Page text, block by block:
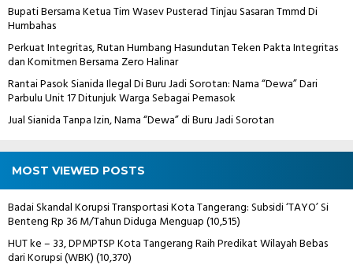
Bupati Bersama Ketua Tim Wasev Pusterad Tinjau Sasaran Tmmd Di
Humbahas
Perkuat Integritas, Rutan Humbang Hasundutan Teken Pakta Integritas
dan Komitmen Bersama Zero Halinar
Rantai Pasok Sianida Ilegal Di Buru Jadi Sorotan: Nama “Dewa” Dari
Parbulu Unit 17 Ditunjuk Warga Sebagai Pemasok
Jual Sianida Tanpa Izin, Nama “Dewa” di Buru Jadi Sorotan
MOST VIEWED POSTS
Badai Skandal Korupsi Transportasi Kota Tangerang: Subsidi ‘TAYO’ Si
Benteng Rp 36 M/Tahun Diduga Menguap(10,515)
HUT ke – 33, DPMPTSP Kota Tangerang Raih Predikat Wilayah Bebas
dari Korupsi (WBK)(10,370)